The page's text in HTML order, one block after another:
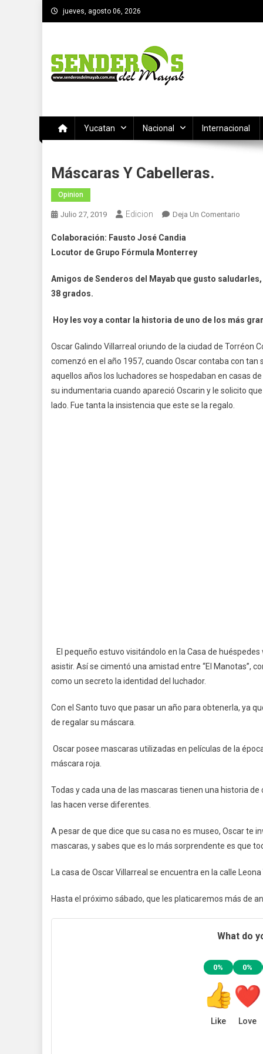
Saltar
al
jueves, agosto 06, 2026
Yucatan Nacional Internacional
Máscaras Y Cabelleras.
Opinion
Julio 27, 2019 Edicion Deja Un Comentario
Colaboración: Fausto José Candia
Locutor de Grupo Fórmula Monterrey
Amigos de Senderos del Mayab que gusto
38 grados.
Hoy les voy a contar la historia de uno de los más
Oscar Galindo Villarreal oriundo de la ciudad de Torréon
comenzó en el año 1957, cuando Oscar contaba con
aquellos años los luchadores se hospedaban en casas
su indumentaria cuando apareció Oscarin y le solicito
lado. Fue tanta la insistencia que este se la regalo.
El pequeño estuvo visitándolo en la Casa de
asistir. Así se cimentó una amistad entre “El Manotas”,
como un secreto la identidad del luchador.
Con el Santo tuvo que pasar un año para obtenerla, ya
de regalar su máscara.
Oscar posee mascaras utilizadas en películas de la
máscara roja.
Todas y cada una de las mascaras tienen una historia
las hacen verse diferentes.
A pesar de que dice que su casa no es museo, Oscar te
mascaras, y sabes que es lo más sorprendente es que
La casa de Oscar Villarreal se encuentra en la calle
Hasta el próximo sábado, que les platicaremos más de
What do
0%
Like
0%
Love